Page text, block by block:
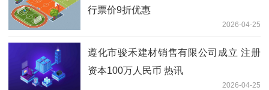
行票价9折优惠
2026-04-25
遵化市骏禾建材销售有限公司成立 注册
资本100万人民币 热讯
2026-04-25